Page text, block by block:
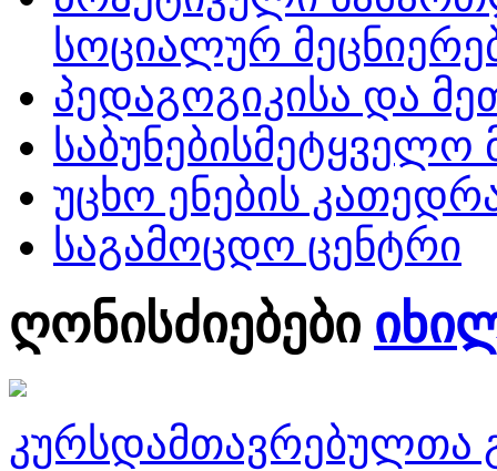
სოციალურ
პედაგოგიკისა და
უცხო ენების
საგამოცდო ცენტრი
ღონისძიებები
კურსდამთავრებულთა